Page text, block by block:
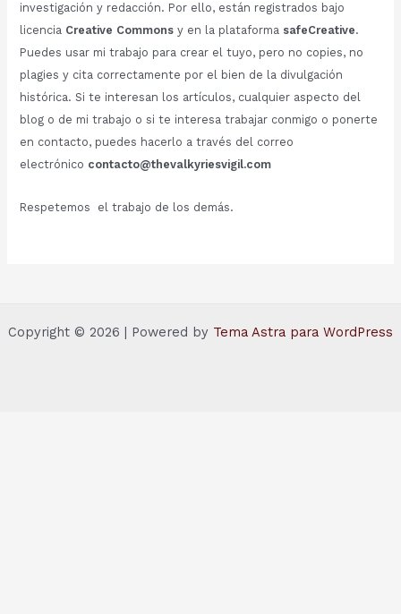
investigación y redacción. Por ello, están registrados bajo
licencia Creative Commonsy en la plataforma safeCreative.
Puedes usar mi trabajo para crear el tuyo, pero no copies, no
plagies y cita correctamente por el bien de la divulgación
histórica. Si te interesan los artículos, cualquier aspecto del
blog o de mi trabajo o si te interesa trabajar conmigo o ponerte
en contacto, puedes hacerlo a través del correo
electrónico contacto@thevalkyriesvigil.com
Respetemos el trabajo de los demás.
Copyright © 2026 | Powered by Tema Astra para WordPress